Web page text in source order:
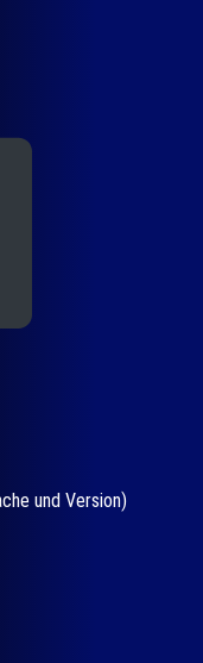
und Version)